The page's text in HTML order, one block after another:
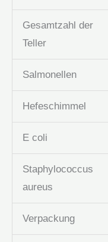
Gesamtzahl der
Teller
Salmonellen
Hefeschimmel
E coli
Staphylococcus
aureus
Verpackung